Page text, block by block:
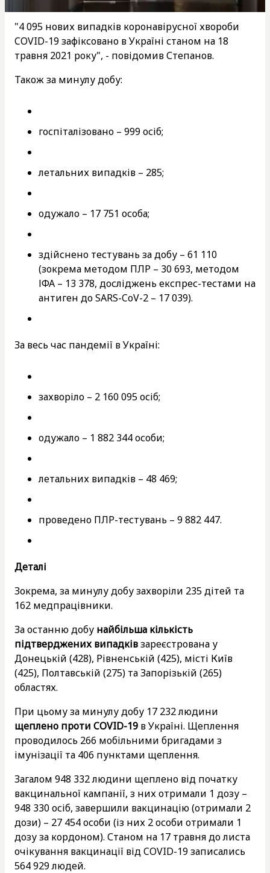
"4 095 нових випадків коронавірусної хвороби
COVID-19 зафіксовано в Україні станом на 18
травня 2021 року", - повідомив Степанов.
Також за минулу добу:
госпіталізовано – 999 осіб;
летальних випадків – 285;
одужало – 17 751 особа;
здійснено тестувань за добу – 61 110
(зокрема методом ПЛР – 30 693, методом
ІФА – 13 378, досліджень експрес-тестами на
антиген до SARS-CoV-2 – 17 039).
За весь час пандемії в Україні:
захворіло – 2 160 095 осіб;
одужало – 1 882 344 особи;
летальних випадків – 48 469;
проведено ПЛР-тестувань – 9 882 447.
Деталі
Зокрема, за минулу добу захворіли 235 дітей та
162 медпрацівники.
За останню добу найбільша кількість
підтверджених випадківзареєстрована у
Донецькій (428), Рівненській (425), місті Київ
(425), Полтавській (275) та Запорізькій (265)
областях.
При цьому за минулу добу 17 232 людини
щеплено проти COVID-19 в Україні. Щеплення
проводилось 266 мобільними бригадами з
імунізації та 406 пунктами щеплення.
Загалом 948 332 людини щеплено від початку
вакцинальної кампанії, з них отримали 1 дозу –
948 330 осіб, завершили вакцинацію (отримали 2
дози) – 27 454 особи (із них 2 особи отримали 1
дозу за кордоном). Станом на 17 травня до листа
очікування вакцинації від COVID-19 записались
564 929 людей.